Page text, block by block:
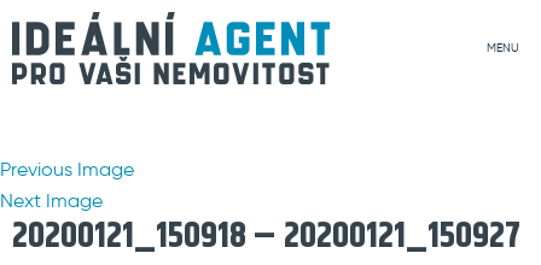
MENU
Previous Image
Next Image
20200121_150918 – 20200121_150927